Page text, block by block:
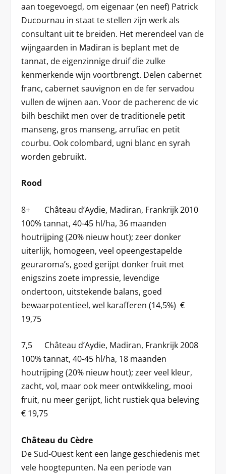
aan toegevoegd, om eigenaar (en neef) Patrick
Ducournau in staat te stellen zijn werk als
consultant uit te breiden. Het merendeel van de
wijngaarden in Madiran is beplant met de
tannat, de eigenzinnige druif die zulke
kenmerkende wijn voortbrengt. Delen cabernet
franc, cabernet sauvignon en de fer servadou
vullen de wijnen aan. Voor de pacherenc de vic
bilh beschikt men over de traditionele petit
manseng, gros manseng, arrufiac en petit
courbu. Ook colombard, ugni blanc en syrah
worden gebruikt.
Rood
8+ Château d’Aydie, Madiran, Frankrijk 2010
100% tannat, 40-45 hl/ha, 36 maanden
houtrijping (20% nieuw hout); zeer donker
uiterlijk, homogeen, veel opeengestapelde
geuraroma’s, goed gerijpt donker fruit met
enigszins zoete impressie, levendige
ondertoon, uitstekende balans, goed
bewaarpotentieel, wel karafferen (14,5%) €
19,75
7,5 Château d’Aydie, Madiran, Frankrijk 2008
100% tannat, 40-45 hl/ha, 18 maanden
houtrijping (20% nieuw hout); zeer veel kleur,
zacht, vol, maar ook meer ontwikkeling, mooi
fruit, nu meer gerijpt, licht rustiek qua beleving
€ 19,75
Château du Cèdre
De Sud-Ouest kent een lange geschiedenis met
vele hoogtepunten. Na een periode van